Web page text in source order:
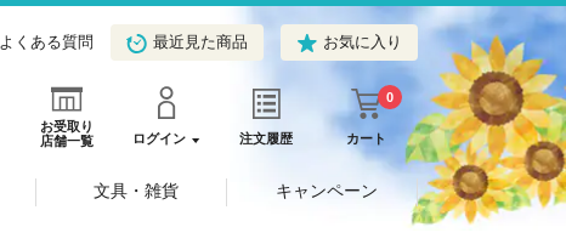
よくある質問 最近見た商品 お気に入り
お受取り
店舗一覧
ログイン 注文履歴 カート
0
文具・雑貨 キャンペーン